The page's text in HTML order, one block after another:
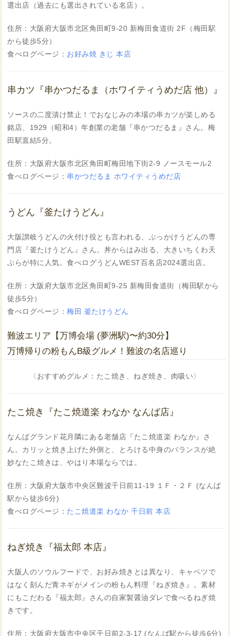
選出店（過去にも選出されている名店）。
住所：大阪府大阪市北区角田町9-20 新梅田食道街 2F（梅田駅
から徒歩5分）
食べログページ： お好み焼 きじ 本店
串カツ『串かつだるま（ホワイティうめだ店 他）』
ソースの二度漬け禁止！でおなじみの本場の串カツが楽しめる
銘店、1929（昭和4）年創業の老舗『串かつだるま』さん。梅
田駅直結5分。
住所：大阪府大阪市北区角田町梅田地下街2-9 ノースモール2
食べログページ： 串かつだるま ホワイティうめだ店
うどん『釜たけうどん』
大阪讃岐うどんの火付け役とも言われる、ぶっかけうどんの専
門店『釜たけうどん』さん。丼からはみ出る、大きいちくわ天
ぷらが特に人気。食べログうどんWEST百名店2024選出店。
住所：大阪府大阪市北区角田町9-25 新梅田食道街（梅田駅から
徒歩5分）
食べログページ：梅田 釜たけうどん
難波エリア【万博会場 (夢洲駅)〜約30分】
万博帰りの粉もんB級グルメ！難波の名店巡り
〈おすすめグルメ：たこ焼き、ねぎ焼き、肉吸い〉
たこ焼き『たこ焼道楽 わなか なんば店』
なんばグランド花月隣にある老舗店『たこ焼道楽 わなか』さ
ん。カリッと焼き上げた外側と、とろける中身のバランスが絶
妙なたこ焼きは、やはり本場ならでは。
住所：大阪府大阪市中央区難波千日前11-19 １Ｆ・２Ｆ (なんば
駅から徒歩6分)
食べログページ： たこ焼道楽 わなか 千日前 本店
ねぎ焼き『福太郎 本店』
大阪人のソウルフードで、お好み焼きとは異なり、キャベツで
はなく刻んだ青ネギがメインの粉もん料理『ねぎ焼き』。素材
にもこだわる『福太郎』さんの自家製醤油ダレで食べるねぎ焼
きです。
住所：大阪府大阪市中央区千日前2-3-17 (なんば駅から徒歩6分)